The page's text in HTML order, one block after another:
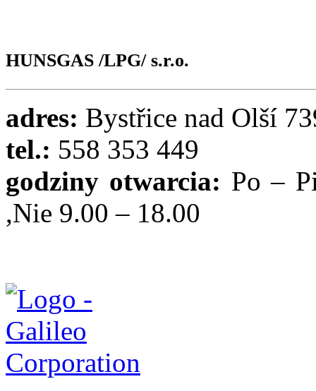
HUNSGAS /LPG/ s.r.o.
adres: Bystřice nad Olší
tel.: 558 353 449
godziny otwarcia: Po –
,Nie 9.00 – 18.00